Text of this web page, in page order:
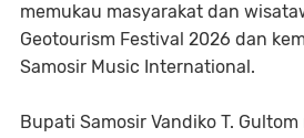
memukau masyarakat dan
Geotourism Festival 2026 dan
Samosir Music International.
Bupati Samosir Vandiko T.